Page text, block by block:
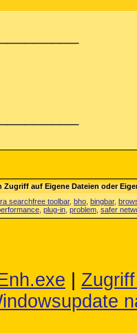
auf Eigene Dateien oder
searchfree toolbar, bho bingbar,
plug-in problem safer